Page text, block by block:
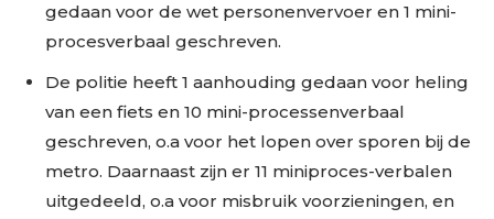
gedaan voor de wet personenvervoer en 1 mini-
procesverbaal geschreven.
De politie heeft 1 aanhouding gedaan voor heling
van een fiets en 10 mini-processenverbaal
geschreven, o.a voor het lopen over sporen bij de
metro. Daarnaast zijn er 11 miniproces-verbalen
uitgedeeld, o.a voor misbruik voorzieningen, en